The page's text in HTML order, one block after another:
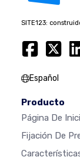
SITE123:
Español
Producto
Página De
Fijación De